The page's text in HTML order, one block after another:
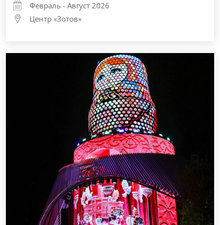
Февраль - Август 2026
Центр «Зотов»